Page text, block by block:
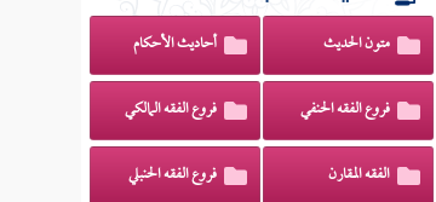
متون الحديث أحاديث الأحكام
فروع الفقه الحنفي فروع الفقه المالكي
الفقه المقارن فروع الفقه الحنبلي